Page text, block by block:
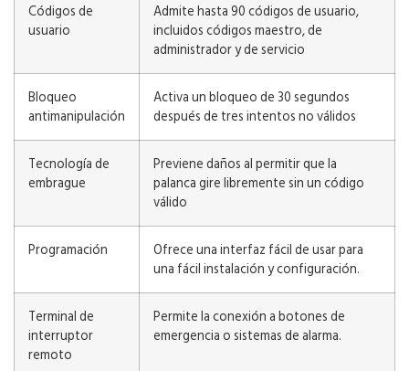
Códigos de
usuario
Admite hasta 90 códigos de usuario,
incluidos códigos maestro, de
administrador y de servicio
Bloqueo
antimanipulación
Activa un bloqueo de 30 segundos
después de tres intentos no válidos
Tecnología de
embrague
Previene daños al permitir que la
palanca gire libremente sin un código
válido
Programación
Ofrece una interfaz fácil de usar para
una fácil instalación y configuración.
Terminal de
interruptor
remoto
Permite la conexión a botones de
emergencia o sistemas de alarma.